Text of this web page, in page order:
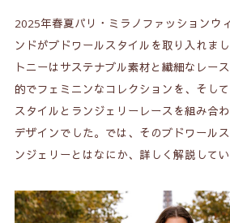
2025年春夏パリ・ミラノファッションウ
ンドがブドワールスタイルを取り入れま
トニーはサステナブル素材と繊細なレー
的でフェミニンなコレクションを、そし
スタイルとランジェリーレースを組み合
デザインでした。では、そのブドワール
ンジェリーとはなにか、詳しく解説してい